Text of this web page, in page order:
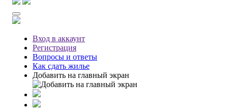
Вход в аккаунт
Регистрация
Вопросы и ответы
Как сдать жилье
Добавить на главный экран